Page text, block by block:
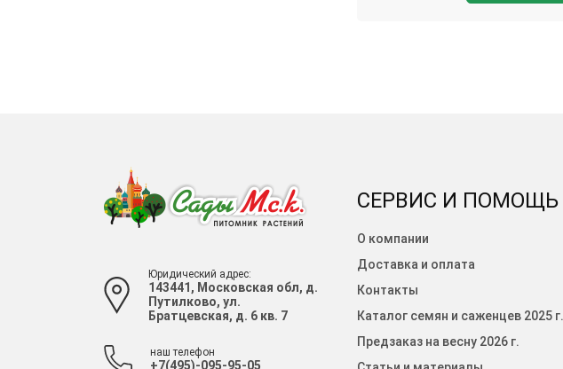
Юридический адрес:
143441, Московская обл, д.
Путилково, ул.
Братцевская, д. 6 кв. 7
наш телефон
+7(495)-095-95-05
СЕРВИС И ПОМОЩЬ
О компании
Доставка и оплата
Контакты
Каталог семян и саженцев 2025 г.
Предзаказ на весну 2026 г.